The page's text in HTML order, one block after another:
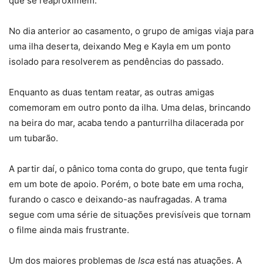
No dia anterior ao casamento, o grupo de amigas viaja para
uma ilha deserta, deixando Meg e Kayla em um ponto
isolado para resolverem as pendências do passado.
Enquanto as duas tentam reatar, as outras amigas
comemoram em outro ponto da ilha. Uma delas, brincando
na beira do mar, acaba tendo a panturrilha dilacerada por
um tubarão.
A partir daí, o pânico toma conta do grupo, que tenta fugir
em um bote de apoio. Porém, o bote bate em uma rocha,
furando o casco e deixando-as naufragadas. A trama
segue com uma série de situações previsíveis que tornam
o filme ainda mais frustrante.
Um dos maiores problemas de Isca está nas atuações. A